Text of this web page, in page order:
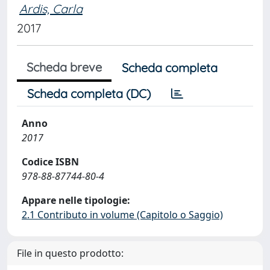
Ardis, Carla
2017
Scheda breve
Scheda completa
Scheda completa (DC)
Anno
2017
Codice ISBN
978-88-87744-80-4
Appare nelle tipologie:
2.1 Contributo in volume (Capitolo o Saggio)
File in questo prodotto: